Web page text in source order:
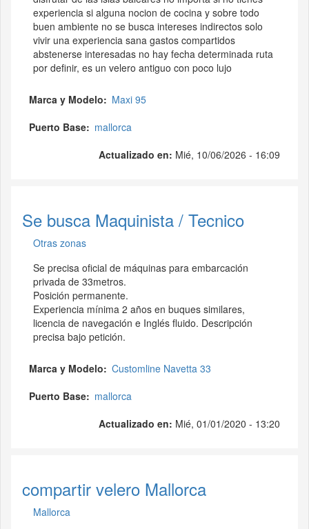
experiencia si alguna nocion de cocina y sobre todo
buen ambiente no se busca intereses indirectos solo
vivir una experiencia sana gastos compartidos
abstenerse interesadas no hay fecha determinada ruta
por definir, es un velero antiguo con poco lujo
Marca y Modelo
Maxi 95
Puerto Base
mallorca
Actualizado en: Mié, 10/06/2026 - 16:09
Se busca Maquinista / Tecnico
Otras zonas
Se precisa oficial de máquinas para embarcación
privada de 33metros.
Posición permanente.
Experiencia mínima 2 años en buques similares,
licencia de navegación e Inglés fluido. Descripción
precisa bajo petición.
Marca y Modelo
Customline Navetta 33
Puerto Base
mallorca
Actualizado en: Mié, 01/01/2020 - 13:20
compartir velero Mallorca
Mallorca